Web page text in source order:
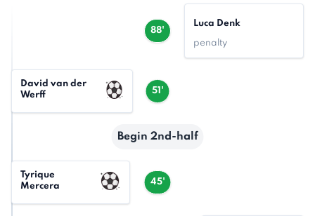
88'
Luca Denk
penalty
51'
David van der
Werff
Begin 2nd-half
45'
Tyrique
Mercera